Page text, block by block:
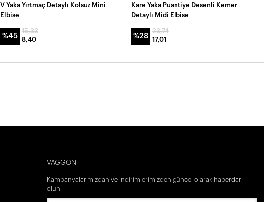
V Yaka Yırtmaç Detaylı Kolsuz Mini
Elbise
%45
15,33
8,40
Kare Yaka Puantiye Desenli Kemer
Detaylı Midi Elbise
%28
23,74
17,01
VAGGON
Kampanyalarımızdan ve indirimlerimizden güncel olarak haberdar
olun.